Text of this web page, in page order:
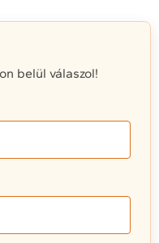
belül válaszol!